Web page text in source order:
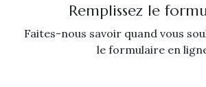
Remplissez le
Faites-nous savoir quand vous
le formulaire en